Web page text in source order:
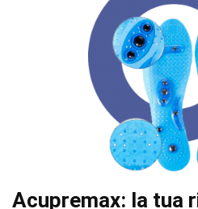
Acupremax: la tua